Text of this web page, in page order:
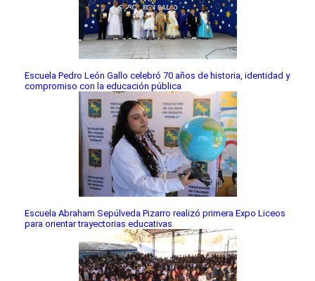
Escuela Pedro León Gallo celebró 70 años de historia, identidad y
compromiso con la educación pública
Escuela Abraham Sepúlveda Pizarro realizó primera Expo Liceos
para orientar trayectorias educativas